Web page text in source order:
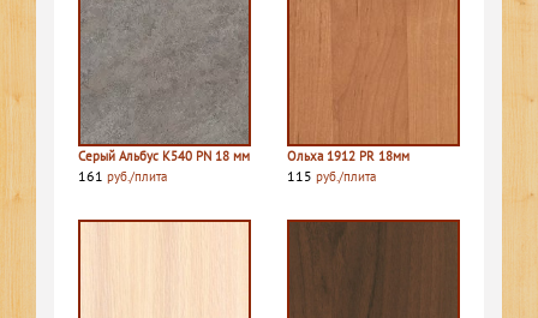
Серый Альбус К540 PN 18 мм
161 руб./плита
Ольха 1912 PR 18мм
115 руб./плита